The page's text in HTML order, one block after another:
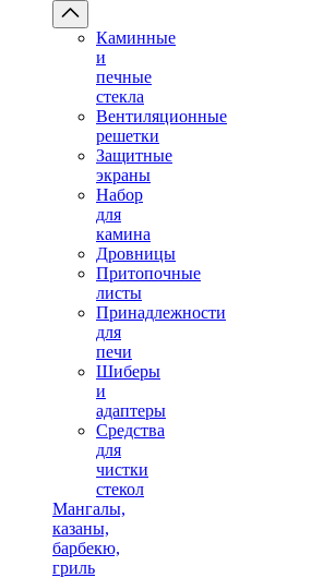
Каминные
и
печные
стекла
Вентиляционные
решетки
Защитные
экраны
Набор
для
камина
Дровницы
Притопочные
листы
Принадлежности
для
печи
Шиберы
и
адаптеры
Средства
для
чистки
стекол
Мангалы,
казаны,
барбекю,
гриль